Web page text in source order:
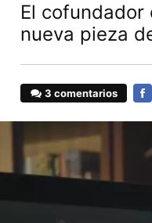
El
nueva pieza
3 comentarios